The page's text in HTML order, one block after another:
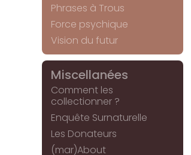
Phrases à Trous
Force psychique
Vision du futur
Miscellanées
Comment les
collectionner ?
Enquête Surnaturelle
Les Donateurs
(mar)About